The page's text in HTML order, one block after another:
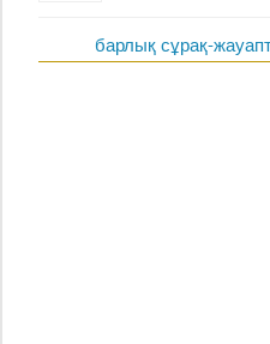
барлық сұрақ-